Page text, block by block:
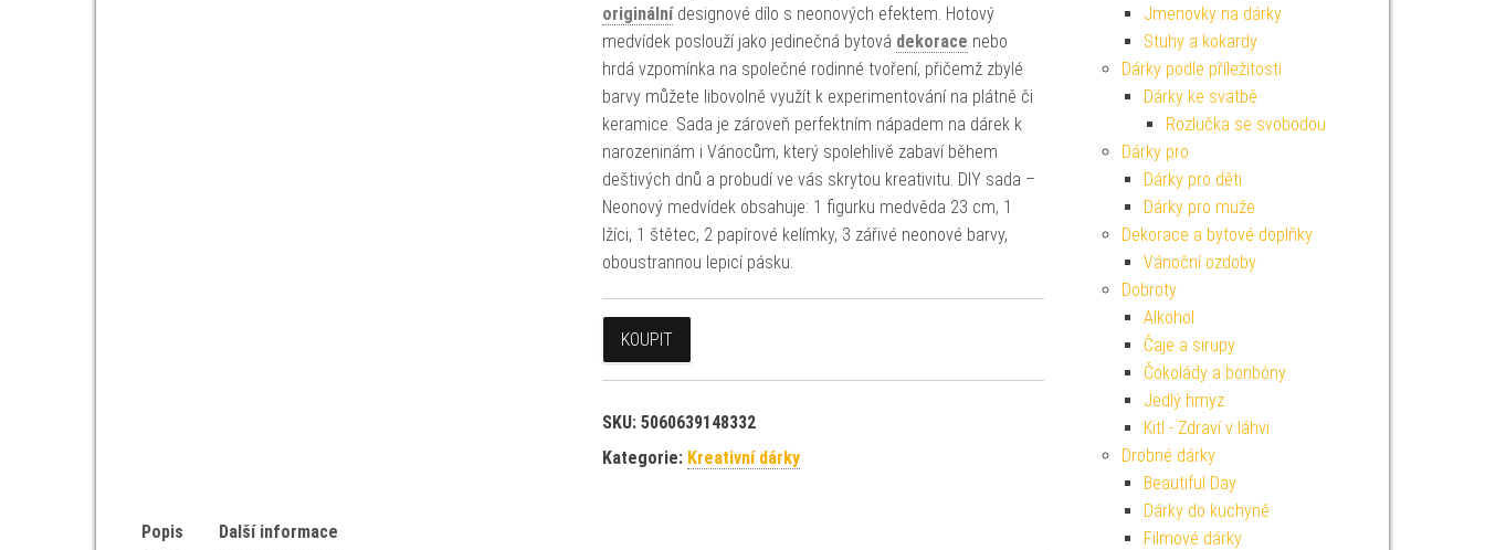
originálnídesignové dílo s neonových efektem. Hotový
medvídek poslouží jako jedinečná bytová dekorace nebo
hrdá vzpomínka na společné rodinné tvoření, přičemž zbylé
barvy můžete libovolně využít k experimentování na plátně či
keramice. Sada je zároveň perfektním nápadem na dárek k
narozeninám i Vánocům, který spolehlivě zabaví během
deštivých dnů a probudí ve vás skrytou kreativitu. DIY sada –
Neonový medvídek obsahuje: 1 figurku medvěda 23 cm, 1
lžíci, 1 štětec, 2 papírové kelímky, 3 zářivé neonové barvy,
oboustrannou lepicí pásku.
KOUPIT
SKU: 5060639148332
Kategorie: Kreativní dárky
Popis Další informace
Jmenovky na dárky
Stuhy a kokardy
Dárky podle příležitosti
Dárky ke svatbě
Rozlučka se svobodou
Dárky pro
Dárky pro děti
Dárky pro muže
Dekorace a bytové doplňky
Vánoční ozdoby
Dobroty
Alkohol
Čaje a sirupy
Čokolády a bonbóny
Jedlý hmyz
Kitl - Zdraví v láhvi
Drobné dárky
Beautiful Day
Dárky do kuchyně
Filmové dárky